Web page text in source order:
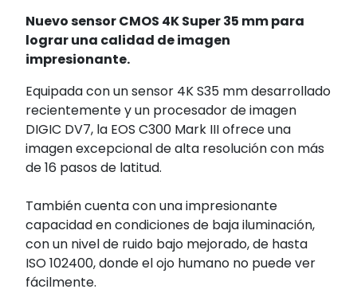
Nuevo sensor CMOS 4K Super 35 mm para
lograr una calidad de imagen
impresionante.
Equipada con un sensor 4K S35 mm desarrollado
recientemente y un procesador de imagen
DIGIC DV7, la EOS C300 Mark III ofrece una
imagen excepcional de alta resolución con más
de 16 pasos de latitud.
También cuenta con una impresionante
capacidad en condiciones de baja iluminación,
con un nivel de ruido bajo mejorado, de hasta
ISO 102400, donde el ojo humano no puede ver
fácilmente.